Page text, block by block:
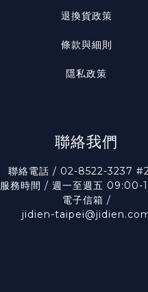
退換貨政策
條款與細則
隱私政策
聯絡我們
聯絡電話 / 02-8522-3237
服務時間 / 週一至週五 09:00-
電子信箱 /
jidien-